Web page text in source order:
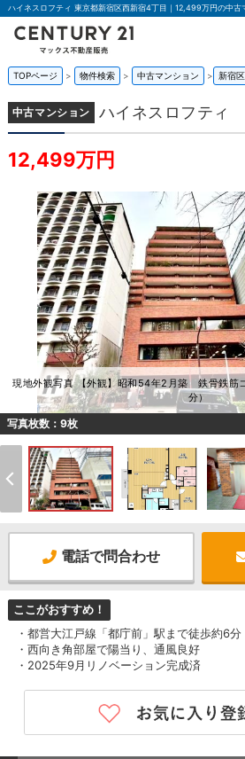
TOPページ 物件検索 中古マンション 新宿区
中古マンション ハイネスロフティ
12,499万円
現地外観写真 【外観】昭和54年2月築 鉄骨鉄筋
分）
写真枚数：9枚
電話で問合わせ
ここがおすすめ！
・都営大江戸線「都庁前」駅まで徒歩約6分
・西向き角部屋で陽当り、通風良好
・2025年9月リノベーション完成済